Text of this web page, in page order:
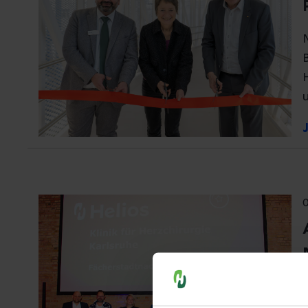
Cookies, die nicht für den
werden.
Es steht Ihnen frei, unsere
nicht notwendigen Cookies
einzuwilligen. Ihre
Einwilligungsauswahl
Notwendig